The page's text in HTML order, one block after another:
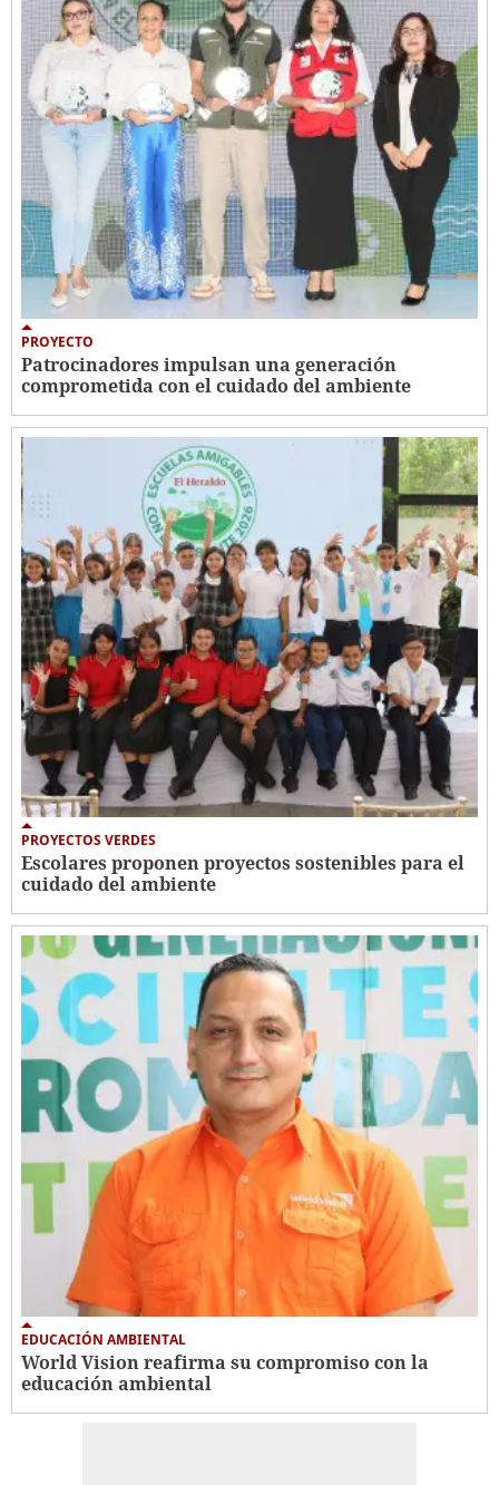
PROYECTO
Patrocinadores impulsan una generación
comprometida con el cuidado del ambiente
PROYECTOS VERDES
Escolares proponen proyectos sostenibles para el
cuidado del ambiente
EDUCACIÓN AMBIENTAL
World Vision reafirma su compromiso con la
educación ambiental